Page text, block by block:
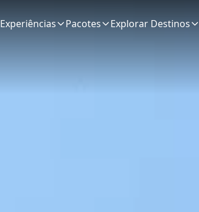
Experiências Pacotes Explorar Destinos